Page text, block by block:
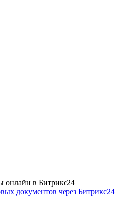
онлайн в Битрикс24
документов через Битрикс24